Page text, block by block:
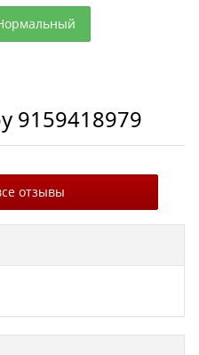
9159418979
отзывы